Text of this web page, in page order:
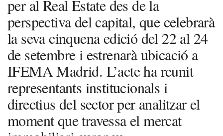
per al Real Estate des de la
perspectiva del capital, que celebrarà
la seva cinquena edició del 22 al 24
de setembre i estrenarà ubicació a
IFEMA Madrid. L’acte ha reunit
representants institucionals i
directius del sector per analitzar el
moment que travessa el mercat